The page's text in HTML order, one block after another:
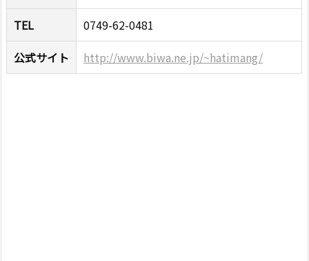
TEL
0749-62-0481
公式サイト
http://www.biwa.ne.jp/~hatimang/